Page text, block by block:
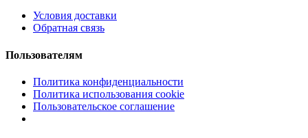
Условия доставки
Обратная связь
Пользователям
Политика конфиденциальности
Политика использования cookie
Пользовательское соглашение